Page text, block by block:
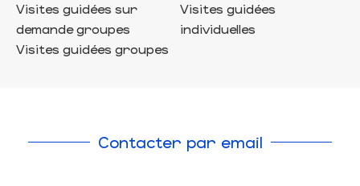
Visites guidées sur
demande groupes
Visites guidées groupes
Visites guidées
individuelles
Contacter par email